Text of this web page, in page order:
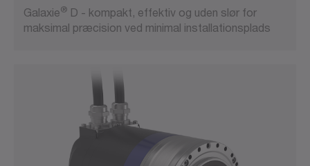
Galaxie® D - kompakt, effektiv og uden slør for
maksimal præcision ved minimal installationsplads